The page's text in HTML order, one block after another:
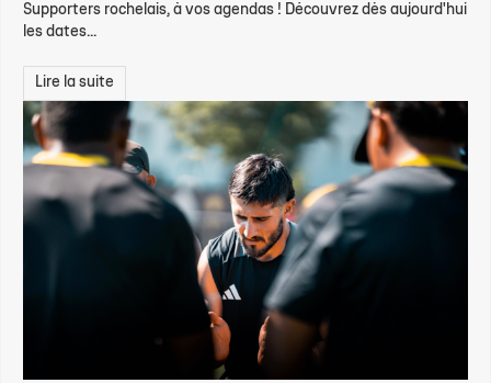
Supporters rochelais, à vos agendas ! Découvrez dès aujourd'hui
les dates...
Lire la suite